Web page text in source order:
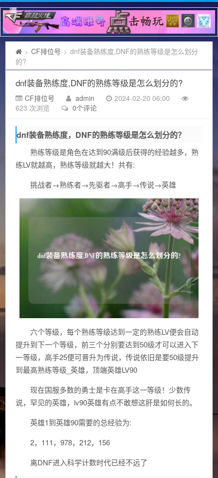
> CF排位号 > dnf装备熟练度,DNF的熟练等级是怎么划分
的?
dnf装备熟练度,DNF的熟练等级是怎么划分的?
CF排位号 admin
2024-02-20 06:00
623 次浏览
0个评论
dnf装备熟练度，DNF的熟练等级是怎么划分的？
熟练等级是角色在达到90满级后获得的经验越多，熟
练LV就越高，熟练等级就越大！共有:
挑战者→熟练者→先驱者→高手→传说→英雄
六个等级，每个熟练等级达到一定的熟练LV便会自动
提升到下一个等级，前三个分别要达到50级才可以进入下
一等级，高手25便可晋升为传说，传说依旧是要50级提升
到最高熟练等级_英雄，顶端英雄LV90
现在国服多数的勇士是卡在高手这一等级！少数传
说，罕见的英雄，lv90英雄有点不敢想这肝是如何长的。
英雄1到英雄90需要的总经验为:
2，111，978，212，156
离DNF进入科学计数时代已经不远了